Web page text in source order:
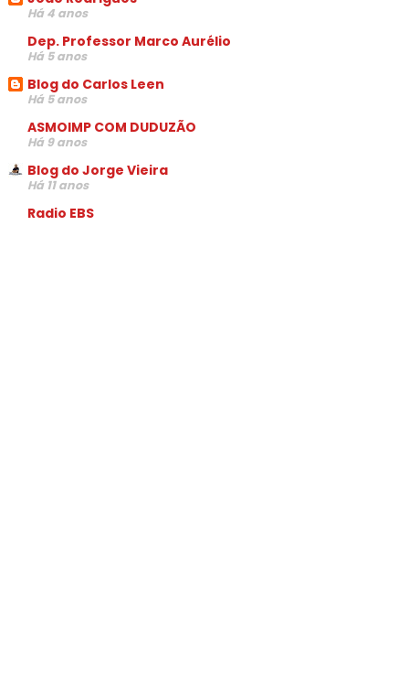
Há 4 anos
Dep. Professor Marco Aurélio
Há 5 anos
Blog do Carlos Leen
Há 5 anos
ASMOIMP COM DUDUZÃO
Há 9 anos
Blog do Jorge Vieira
Há 11 anos
Radio EBS